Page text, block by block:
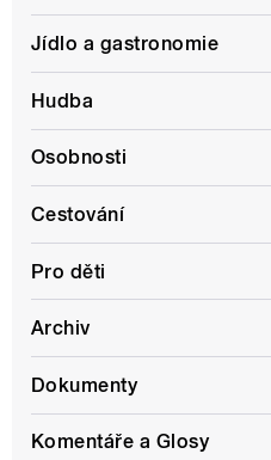
Jídlo a gastronomie
Hudba
Osobnosti
Cestování
Pro děti
Archiv
Dokumenty
Komentáře a Glosy